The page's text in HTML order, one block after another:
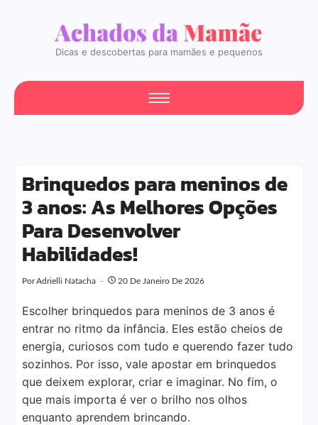
Dicas e descobertas para mamães e pequenos
Brinquedos para meninos de
3 anos: As Melhores Opções
Para Desenvolver
Habilidades!
PorAdrielli Natacha 20 De Janeiro De 2026
Escolher brinquedos para meninos de 3 anos é
entrar no ritmo da infância. Eles estão cheios de
energia, curiosos com tudo e querendo fazer tudo
sozinhos. Por isso, vale apostar em brinquedos
que deixem explorar, criar e imaginar. No fim, o
que mais importa é ver o brilho nos olhos
enquanto aprendem brincando.